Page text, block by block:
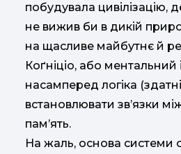
побудувала цивілізацію,
не вижив би в дикій
на щасливе майбутнє й
Коґніціо, або ментальний
насамперед логіка
встановлювати зв’язки
пам’ять.
На жаль, основа системи